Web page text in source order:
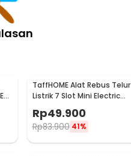
TaffHOME Alat Rebus Telur
Listrik 7 Slot Mini Electric
Rp49.900
Rp83.900 41%